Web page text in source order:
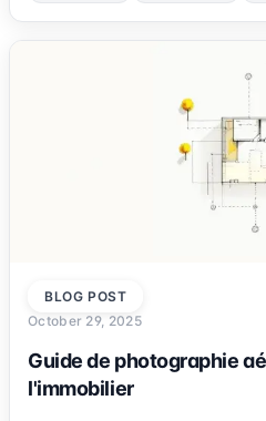
BLOG POST
October 29, 2025
Guide de photographie
l'immobilier